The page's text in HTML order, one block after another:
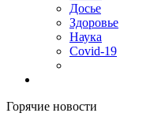
Досье
Здоровье
Наука
Covid-19
Горячие новости